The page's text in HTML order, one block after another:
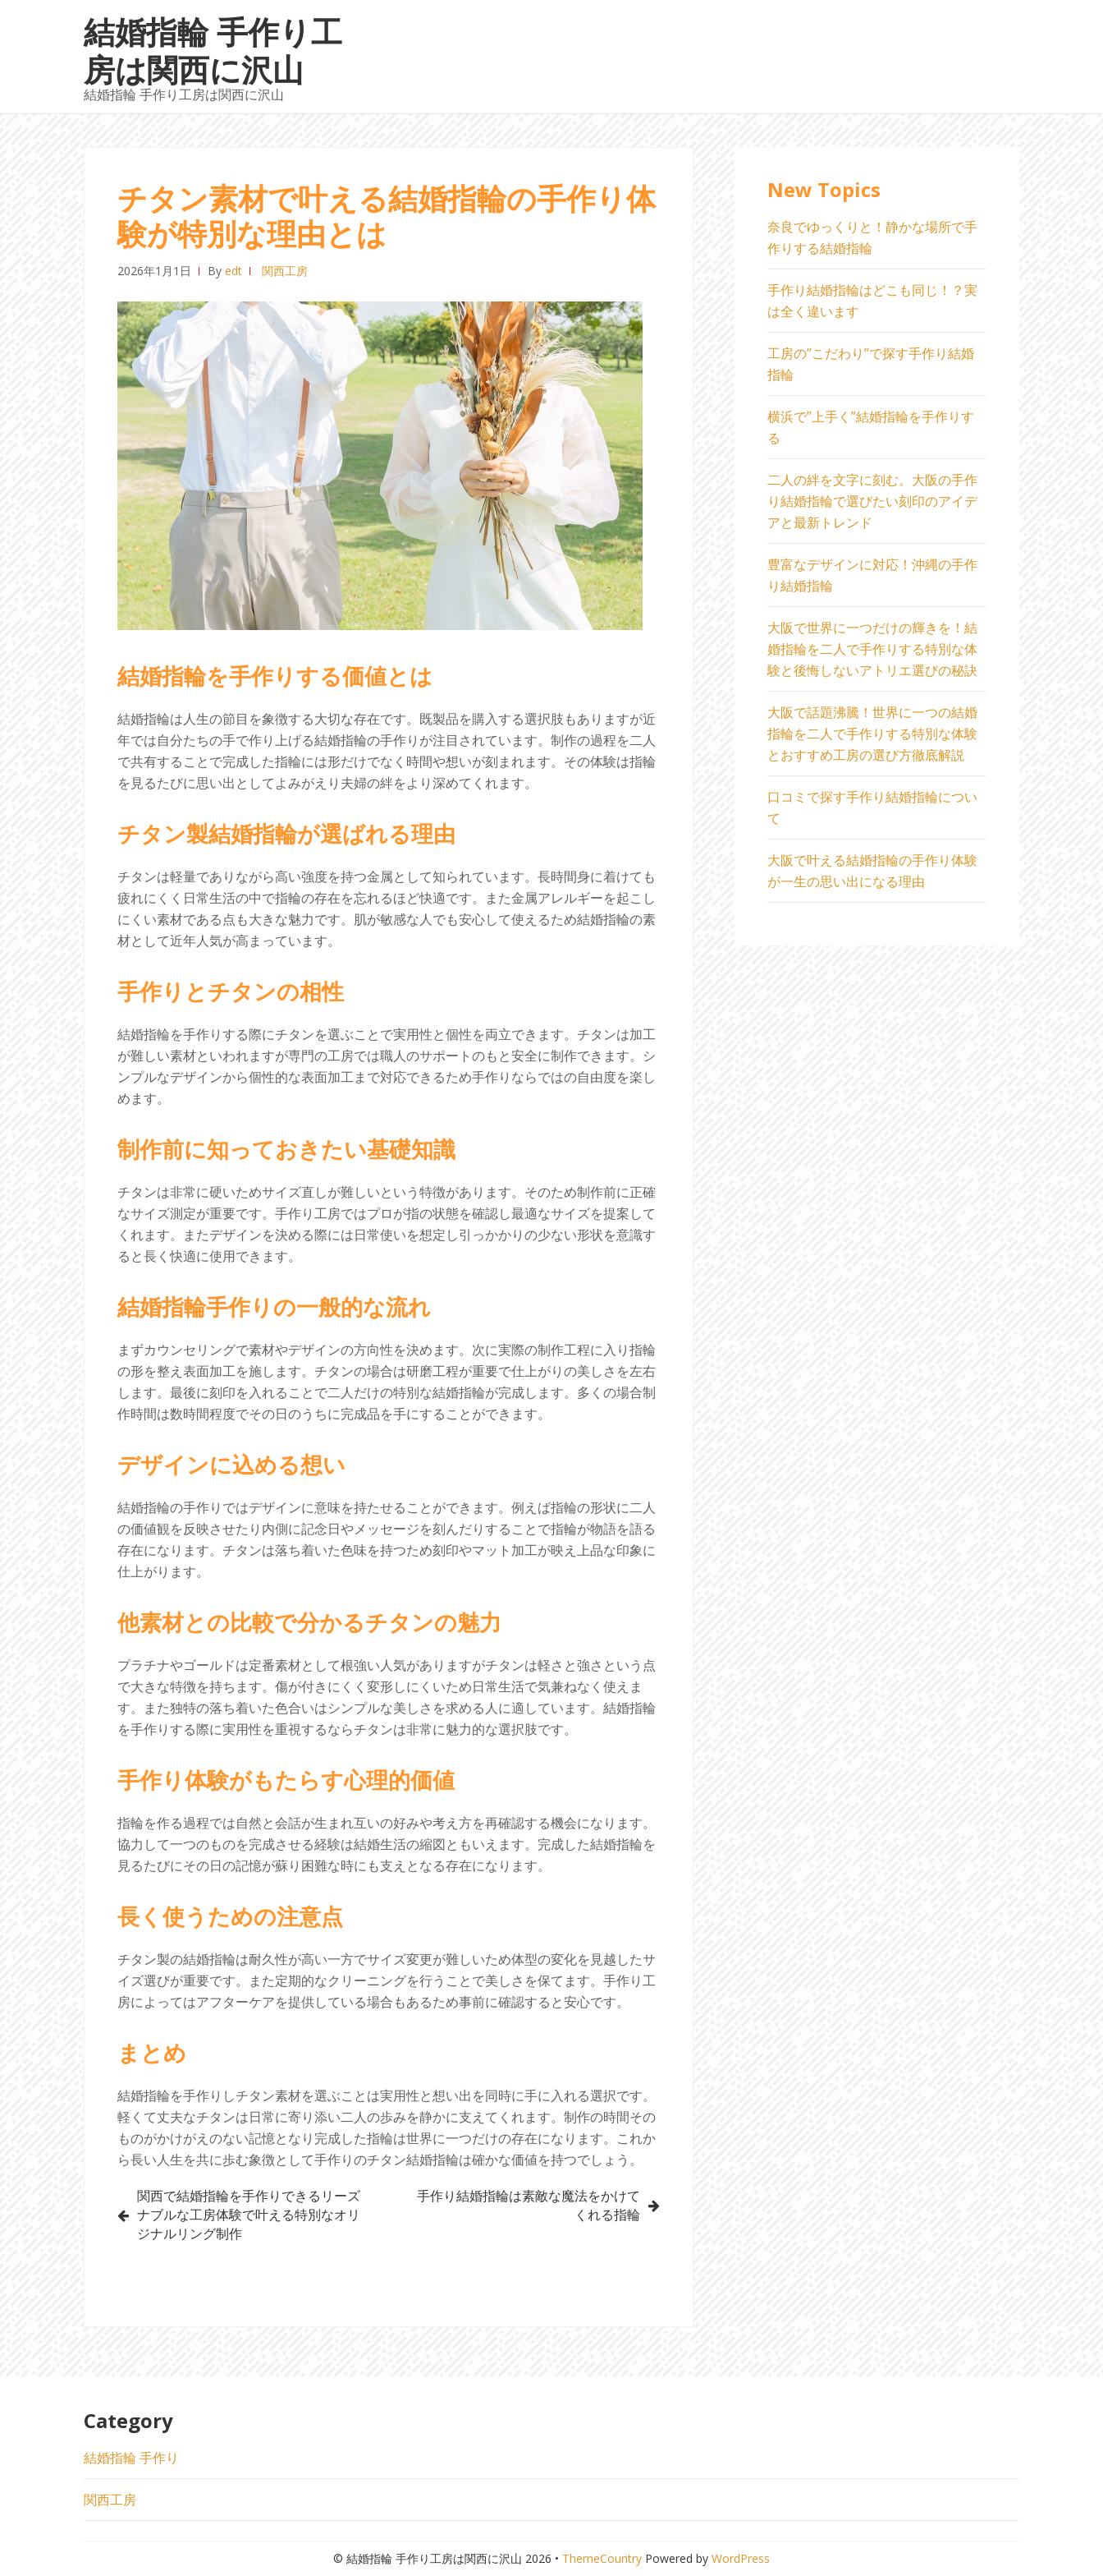
ビ
ゲ
ー
シ
ン
テ
ン
ツ
結婚指輪 手作り工
房は関西に沢山
結婚指輪 手作り工房は関西に沢山
チタン素材で叶える結婚指輪の手作り体
験が特別な理由とは
2026年1月1日 By edt 関西工房
結婚指輪を手作りする価値とは
結婚指輪は人生の節目を象徴する大切な存在です。既製品を購入する選択肢もありますが近
年では自分たちの手で作り上げる結婚指輪の手作りが注目されています。制作の過程を二人
で共有することで完成した指輪には形だけでなく時間や想いが刻まれます。その体験は指輪
を見るたびに思い出としてよみがえり夫婦の絆をより深めてくれます。
チタン製結婚指輪が選ばれる理由
チタンは軽量でありながら高い強度を持つ金属として知られています。長時間身に着けても
疲れにくく日常生活の中で指輪の存在を忘れるほど快適です。また金属アレルギーを起こし
にくい素材である点も大きな魅力です。肌が敏感な人でも安心して使えるため結婚指輪の素
材として近年人気が高まっています。
手作りとチタンの相性
結婚指輪を手作りする際にチタンを選ぶことで実用性と個性を両立できます。チタンは加工
が難しい素材といわれますが専門の工房では職人のサポートのもと安全に制作できます。シ
ンプルなデザインから個性的な表面加工まで対応できるため手作りならではの自由度を楽し
めます。
制作前に知っておきたい基礎知識
チタンは非常に硬いためサイズ直しが難しいという特徴があります。そのため制作前に正確
なサイズ測定が重要です。手作り工房ではプロが指の状態を確認し最適なサイズを提案して
くれます。またデザインを決める際には日常使いを想定し引っかかりの少ない形状を意識す
ると長く快適に使用できます。
結婚指輪手作りの一般的な流れ
まずカウンセリングで素材やデザインの方向性を決めます。次に実際の制作工程に入り指輪
の形を整え表面加工を施します。チタンの場合は研磨工程が重要で仕上がりの美しさを左右
します。最後に刻印を入れることで二人だけの特別な結婚指輪が完成します。多くの場合制
作時間は数時間程度でその日のうちに完成品を手にすることができます。
デザインに込める想い
結婚指輪の手作りではデザインに意味を持たせることができます。例えば指輪の形状に二人
の価値観を反映させたり内側に記念日やメッセージを刻んだりすることで指輪が物語を語る
存在になります。チタンは落ち着いた色味を持つため刻印やマット加工が映え上品な印象に
仕上がります。
他素材との比較で分かるチタンの魅力
プラチナやゴールドは定番素材として根強い人気がありますがチタンは軽さと強さという点
で大きな特徴を持ちます。傷が付きにくく変形しにくいため日常生活で気兼ねなく使えま
す。また独特の落ち着いた色合いはシンプルな美しさを求める人に適しています。結婚指輪
を手作りする際に実用性を重視するならチタンは非常に魅力的な選択肢です。
手作り体験がもたらす心理的価値
指輪を作る過程では自然と会話が生まれ互いの好みや考え方を再確認する機会になります。
協力して一つのものを完成させる経験は結婚生活の縮図ともいえます。完成した結婚指輪を
見るたびにその日の記憶が蘇り困難な時にも支えとなる存在になります。
長く使うための注意点
チタン製の結婚指輪は耐久性が高い一方でサイズ変更が難しいため体型の変化を見越したサ
イズ選びが重要です。また定期的なクリーニングを行うことで美しさを保てます。手作り工
房によってはアフターケアを提供している場合もあるため事前に確認すると安心です。
まとめ
結婚指輪を手作りしチタン素材を選ぶことは実用性と想い出を同時に手に入れる選択です。
軽くて丈夫なチタンは日常に寄り添い二人の歩みを静かに支えてくれます。制作の時間その
ものがかけがえのない記憶となり完成した指輪は世界に一つだけの存在になります。これか
ら長い人生を共に歩む象徴として手作りのチタン結婚指輪は確かな価値を持つでしょう。
投
稿
ョ
ン
関西で結婚指輪を手作りできるリーズ
ナブルな工房体験で叶える特別なオリ
ジナルリング制作
手作り結婚指輪は素敵な魔法をかけて
くれる指輪
New Topics
奈良でゆっくりと！静かな場所で手
作りする結婚指輪
手作り結婚指輪はどこも同じ！？実
は全く違います
工房の”こだわり”で探す手作り結婚
指輪
横浜で”上手く”結婚指輪を手作りす
る
二人の絆を文字に刻む。大阪の手作
り結婚指輪で選びたい刻印のアイデ
アと最新トレンド
豊富なデザインに対応！沖縄の手作
り結婚指輪
大阪で世界に一つだけの輝きを！結
婚指輪を二人で手作りする特別な体
験と後悔しないアトリエ選びの秘訣
大阪で話題沸騰！世界に一つの結婚
指輪を二人で手作りする特別な体験
とおすすめ工房の選び方徹底解説
口コミで探す手作り結婚指輪につい
て
大阪で叶える結婚指輪の手作り体験
が一生の思い出になる理由
Category
結婚指輪 手作り
関西工房
© 結婚指輪 手作り工房は関西に沢山 2026 • ThemeCountry Powered by WordPress